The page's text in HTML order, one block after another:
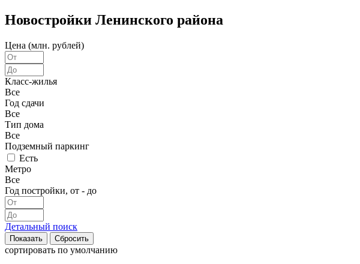
Новостройки Ленинского района
Цена (млн. рублей)
Класс-жилья
Все
Год сдачи
Все
Тип дома
Все
Подземный паркинг
Есть
Метро
Все
Год постройки, от - до
Детальный поиск
сортировать по умолчанию